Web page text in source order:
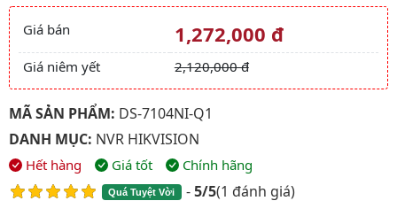
Giá và khuyến mãi
Giá bán 1,272,000 đ
Giá niêm yết 2,120,000 đ
MÃ SẢN PHẨM: DS-7104NI-Q1
DANH MỤC: NVR HIKVISION
Hết hàng Giá tốt Chính hãng
Quá Tuyệt Vời -5/5(1 đánh giá)